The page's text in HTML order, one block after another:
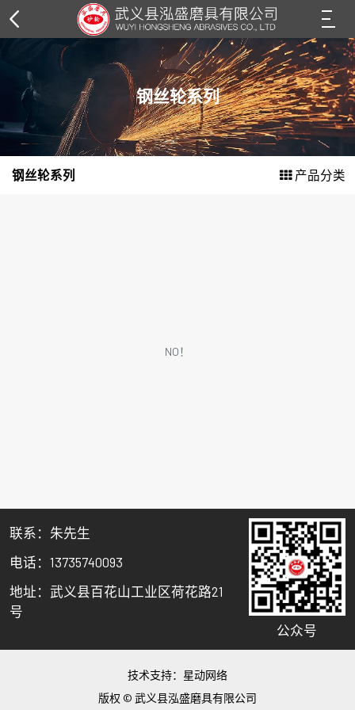
钢丝轮系列
钢丝轮系列 产品分类
NO！
联系：朱先生
电话：13735740093
地址：武义县百花山工业区荷花路21
号
公众号
技术支持： 星动网络
版权 © 武义县泓盛磨具有限公司
树脂砂轮片
角磨片系列
切割片系列
钢丝轮系列